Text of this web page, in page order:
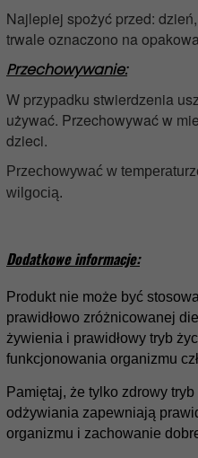
Najlepiej spożyć przed:
trwale oznaczono na
Przechowywanie:
W przypadku stwierdzenia
używać. Przechowywać w
dzieci.
Przechowywać w
wilgocią.
Dodatkowe informacje:
Produkt nie może być
prawidłowo zróżnicowanej
żywienia i prawidłowy tryb
funkcjonowania organizmu
Pamiętaj, że tylko zdrowy
odżywiania zapewniają
organizmu i zachowanie